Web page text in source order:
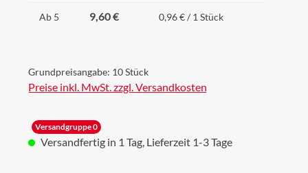
Ab 5 9,60 € 0,96 € / 1 Stück
Grundpreisangabe: 10 Stück
Preise inkl. MwSt. zzgl. Versandkosten
Versandgruppe 0
Versandfertig in 1 Tag, Lieferzeit 1-3 Tage